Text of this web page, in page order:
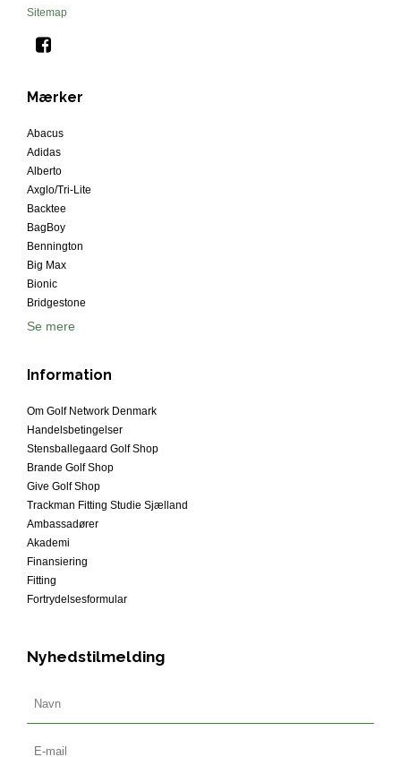
Sitemap
Mærker
Abacus
Adidas
Alberto
Axglo/Tri-Lite
Backtee
BagBoy
Bennington
Big Max
Bionic
Bridgestone
Se mere
Information
Om Golf Network Denmark
Handelsbetingelser
Stensballegaard Golf Shop
Brande Golf Shop
Give Golf Shop
Trackman Fitting Studie Sjælland
Ambassadører
Akademi
Finansiering
Fitting
Fortrydelsesformular
Nyhedstilmelding